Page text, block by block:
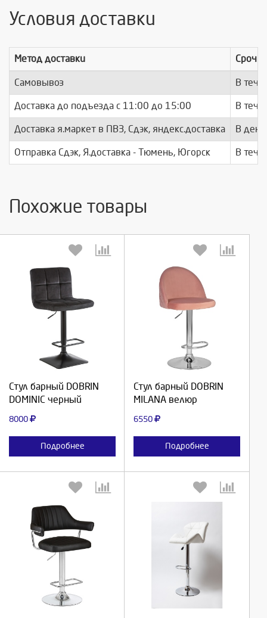
Условия доставки
Метод доставки
Самовывоз В
Доставка до подъезда c 11:00 до 15:00 В
Доставка я.маркет в ПВЗ, Сдэк, яндекс.доставка В день
Отправка Сдэк, Я.доставка - Тюмень, Югорск В
Похожие товары
Стул барный DOBRIN
DOMINIC черный
8000
Подробнее
Выберите количество:
Отмена
Стул барный DOBRIN
MILANA велюр
6550
Подробнее
Выберите количество:
Отмена
Выберите количество: Выберите количество: